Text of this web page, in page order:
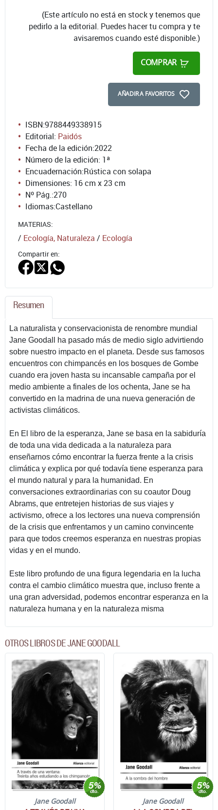
(Este artículo no está en stock y tenemos que
pedirlo a la editorial. Puedes hacer tu compra y te
avisaremos cuando esté disponible.)
COMPRAR
AÑADIR A FAVORITOS
ISBN:9788449338915
Editorial: Paidós
Fecha de la edición:2022
Número de la edición: 1ª
Encuadernación:Rústica con solapa
Dimensiones: 16 cm x 23 cm
Nº Pág.:270
Idiomas:Castellano
MATERIAS:
/ Ecología, Naturaleza / Ecología
Compartir en:
Resumen
La naturalista y conservacionista de renombre mundial
Jane Goodall ha pasado más de medio siglo advirtiendo
sobre nuestro impacto en el planeta. Desde sus famosos
encuentros con chimpancés en los bosques de Gombe
cuando era joven hasta su incansable campaña por el
medio ambiente a finales de los ochenta, Jane se ha
convertido en la madrina de una nueva generación de
activistas climáticos.
En El libro de la esperanza, Jane se basa en la sabiduría
de toda una vida dedicada a la naturaleza para
enseñarnos cómo encontrar la fuerza frente a la crisis
climática y explica por qué todavía tiene esperanza para
el mundo natural y para la humanidad. En
conversaciones extraordinarias con su coautor Doug
Abrams, que entretejen historias de sus viajes y
activismo, ofrece a los lectores una nueva comprensión
de la crisis que enfrentamos y un camino convincente
para que todos creemos esperanza en nuestras propias
vidas y en el mundo.
Este libro profundo de una figura legendaria en la lucha
contra el cambio climático muestra que, incluso frente a
una gran adversidad, podemos encontrar esperanza en la
naturaleza humana y en la naturaleza misma
OTROS LIBROS DE JANE GOODALL
Jane Goodall Jane Goodall